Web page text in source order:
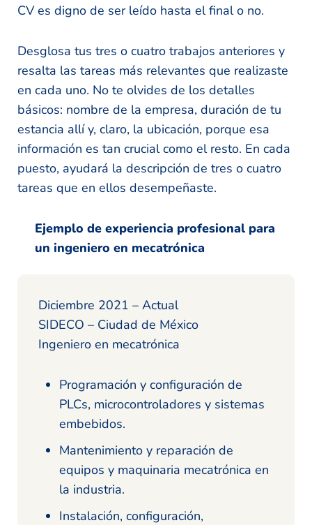
CV es digno de ser leído hasta el final o no.
Desglosa tus tres o cuatro trabajos anteriores y
resalta las tareas más relevantes que realizaste
en cada uno. No te olvides de los detalles
básicos: nombre de la empresa, duración de tu
estancia allí y, claro, la ubicación, porque esa
información es tan crucial como el resto. En cada
puesto, ayudará la descripción de tres o cuatro
tareas que en ellos desempeñaste.
Ejemplo de experiencia profesional para
un ingeniero en mecatrónica
Diciembre 2021 – Actual
SIDECO – Ciudad de México
Ingeniero en mecatrónica
Programación y configuración de
PLCs, microcontroladores y sistemas
embebidos.
Mantenimiento y reparación de
equipos y maquinaria mecatrónica en
la industria.
Instalación, configuración,